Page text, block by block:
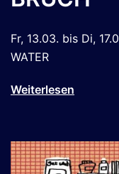
Fr, 13.03. bis Di,
WATER
Weiterlesen